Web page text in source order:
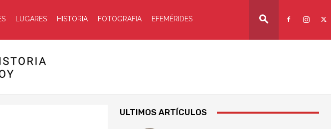
LUGARES HISTORIA FOTOGRAFIA EFEMÉRIDES
ULTIMOS ARTÍCULOS